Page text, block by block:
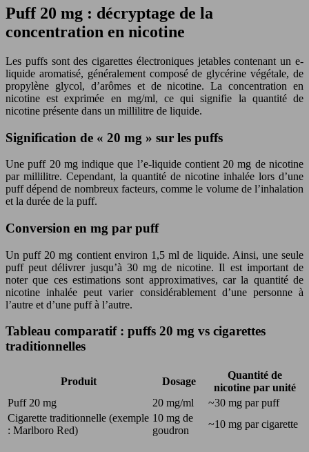
Puff 20 mg : décryptage de la
concentration en nicotine
Les puffs sont des cigarettes électroniques jetables contenant un e-
liquide aromatisé, généralement composé de glycérine végétale, de
propylène glycol, d’arômes et de nicotine. La concentration en
nicotine est exprimée en mg/ml, ce qui signifie la quantité de
nicotine présente dans un millilitre de liquide.
Signification de « 20 mg » sur les puffs
Une puff 20 mg indique que l’e-liquide contient 20 mg de nicotine
par millilitre. Cependant, la quantité de nicotine inhalée lors d’une
puff dépend de nombreux facteurs, comme le volume de l’inhalation
et la durée de la puff.
Conversion en mg par puff
Un puff 20 mg contient environ 1,5 ml de liquide. Ainsi, une seule
puff peut délivrer jusqu’à 30 mg de nicotine. Il est important de
noter que ces estimations sont approximatives, car la quantité de
nicotine inhalée peut varier considérablement d’une personne à
l’autre et d’une puff à l’autre.
Tableau comparatif : puffs 20 mg vs cigarettes
traditionnelles
Produit Dosage
Quantité de
nicotine par unité
Puff 20 mg
20 mg/ml
~30 mg par puff
Cigarette traditionnelle (exemple
: Marlboro Red)
10 mg de
goudron
~10 mg par cigarette